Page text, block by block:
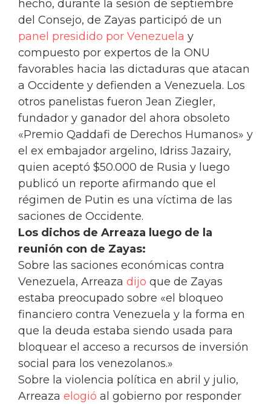
hecho, durante la sesión de septiembre
del Consejo, de Zayas participó de un
panel presidido por Venezuela y
compuesto por expertos de la ONU
favorables hacia las dictaduras que atacan
a Occidente y defienden a Venezuela. Los
otros panelistas fueron Jean Ziegler,
fundador y ganador del ahora obsoleto
«Premio Qaddafi de Derechos Humanos» y
el ex embajador argelino, Idriss Jazairy,
quien aceptó $50.000 de Rusia y luego
publicó un reporte afirmando que el
régimen de Putin es una víctima de las
saciones de Occidente.
Los dichos de Arreaza luego de la
reunión con de Zayas:
Sobre las saciones económicas contra
Venezuela, Arreaza dijo que de Zayas
estaba preocupado sobre «el bloqueo
financiero contra Venezuela y la forma en
que la deuda estaba siendo usada para
bloquear el acceso a recursos de inversión
social para los venezolanos.»
Sobre la violencia política en abril y julio,
Arreaza elogió al gobierno por responder